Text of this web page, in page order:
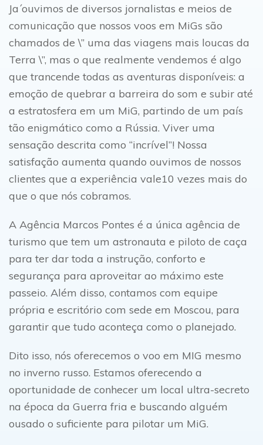
Ja´ouvimos de diversos jornalistas e meios de
comunicação que nossos voos em MiGs são
chamados de \” uma das viagens mais loucas da
Terra \”, mas o que realmente vendemos é algo
que trancende todas as aventuras disponíveis: a
emoção de quebrar a barreira do som e subir até
a estratosfera em um MiG, partindo de um país
tão enigmático como a Rússia. Viver uma
sensação descrita como “incrível”! Nossa
satisfação aumenta quando ouvimos de nossos
clientes que a experiência vale10 vezes mais do
que o que nós cobramos.
A Agência Marcos Pontes é a única agência de
turismo que tem um astronauta e piloto de caça
para ter dar toda a instrução, conforto e
segurança para aproveitar ao máximo este
passeio. Além disso, contamos com equipe
própria e escritório com sede em Moscou, para
garantir que tudo aconteça como o planejado.
Dito isso, nós oferecemos o voo em MIG mesmo
no inverno russo. Estamos oferecendo a
oportunidade de conhecer um local ultra-secreto
na época da Guerra fria e buscando alguém
ousado o suficiente para pilotar um MiG.